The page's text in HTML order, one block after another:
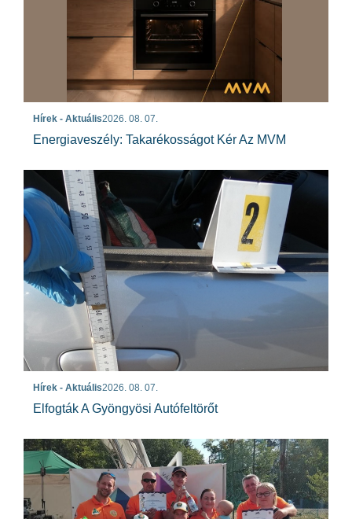
Hírek - Aktuális2026. 08. 07.
Energiaveszély: Takarékosságot Kér Az MVM
Hírek - Aktuális2026. 08. 07.
Elfogták A Gyöngyösi Autófeltörőt